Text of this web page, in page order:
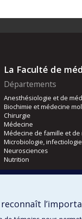
La Faculté de
Départements
Anesthésiologie et de
Biochimie et médecine
Chirurgie
Médecine
Médecine de famille et de
Microbiologie,
Neurosciences
Nutrition
Orthophonie et audiologie
reconnaît